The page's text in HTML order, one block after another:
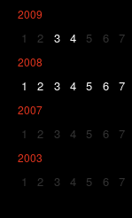
2009
1 2 3 4 5 6 7
2008
1 2 3 4 5 6 7
2007
1 2 3 4 5 6 7
2003
1 2 3 4 5 6 7